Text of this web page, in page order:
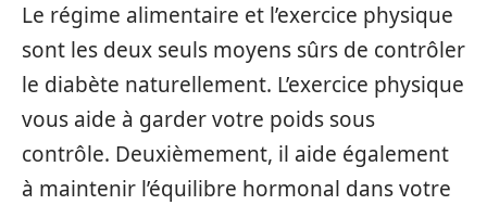
Le régime alimentaire et l’exercice physique
sont les deux seuls moyens sûrs de contrôler
le diabète naturellement. L’exercice physique
vous aide à garder votre poids sous
contrôle. Deuxièmement, il aide également
à maintenir l’équilibre hormonal dans votre